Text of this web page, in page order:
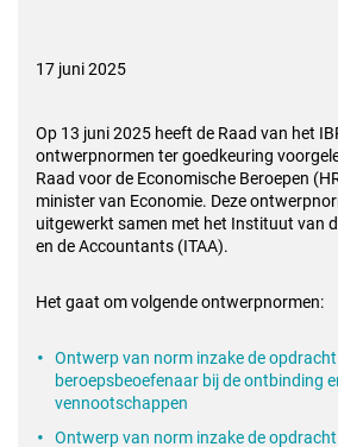
17 juni 2025
Op 13 juni 2025 heeft de Raad van het
ontwerpnormen ter goedkeuring
Raad voor de Economische Beroepen
minister van Economie. Deze
uitgewerkt samen met het Instituut van
en de Accountants (ITAA).
Het gaat om volgende ontwerpnormen:
Ontwerp van norm inzake de
beroepsbeoefenaar bij de ontbinding
vennootschappen
Ontwerp van norm inzake de